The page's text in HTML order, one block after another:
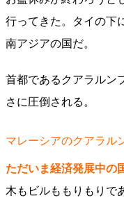
行ってきた。タイの下
南アジアの国だ。
首都であるクアラルン
さに圧倒される。
マレーシアのクアラル
ただいま経済発展中の
木もビルももりもりで